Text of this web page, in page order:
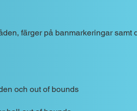
färger på banmarkeringar
och out of bounds